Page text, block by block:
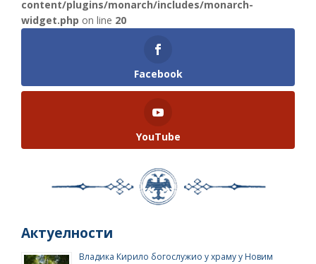
content/plugins/monarch/includes/monarch-
widget.php on line 20
Facebook
YouTube
Актуелности
Владика Кирило богослужио у храму у Новим